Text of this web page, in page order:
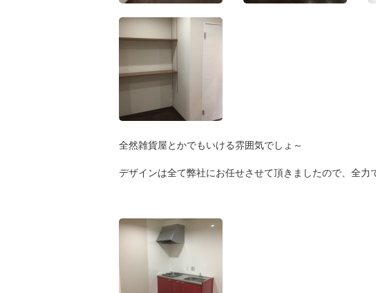
全然雑貨屋とかでもいける雰囲気でしょ～
デザインは全て弊社にお任せさせて頂きましたので、全力